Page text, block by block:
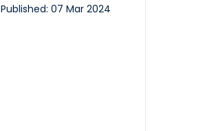
Published: 07 Mar 2024